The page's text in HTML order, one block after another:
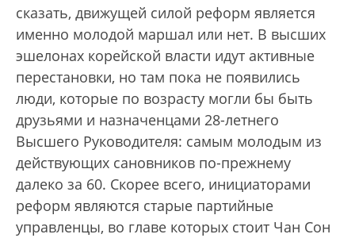
сказать, движущей силой реформ является
именно молодой маршал или нет. В высших
эшелонах корейской власти идут активные
перестановки, но там пока не появились
люди, которые по возрасту могли бы быть
друзьями и назначенцами 28-летнего
Высшего Руководителя: самым молодым из
действующих сановников по-прежнему
далеко за 60. Скорее всего, инициаторами
реформ являются старые партийные
управленцы, во главе которых стоит Чан Сон